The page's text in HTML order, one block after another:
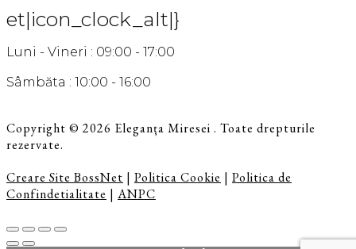
et|icon_clock_alt|}
Luni - Vineri : 09:00 - 17:00
Sâmbăta : 10:00 - 16:00
Copyright © 2026 Eleganța Miresei . Toate drepturile
rezervate.
Creare Site BossNet | Politica Cookie | Politica de
Confindetialitate | ANPC